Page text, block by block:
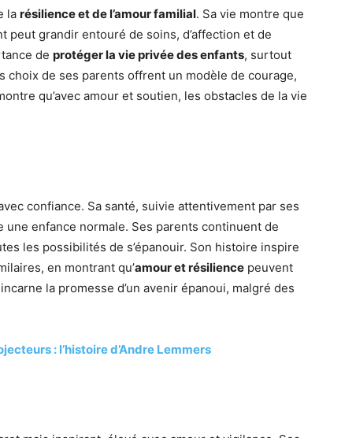
la résilience et de l’amour familial. Sa vie montre que
peut grandir entouré de soins, d’affection et de
de protéger la vie privée des enfants, surtout
choix de ses parents offrent un modèle de courage,
qu’avec amour et soutien, les obstacles de la vie
confiance. Sa santé, suivie attentivement par ses
enfance normale. Ses parents continuent de
les possibilités de s’épanouir. Son histoire inspire
en montrant qu’amour et résilience peuvent
la promesse d’un avenir épanoui, malgré des
: l’histoire d’Andre Lemmers